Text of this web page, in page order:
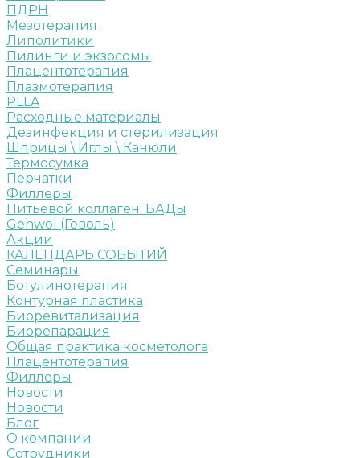
ПДРН
Мезотерапия
Липолитики
Пилинги и экзосомы
Плацентотерапия
Плазмотерапия
PLLA
Расходные материалы
Дезинфекция и стерилизация
Шприцы \ Иглы \ Канюли
Термосумка
Перчатки
Филлеры
Питьевой коллаген. БАДы
Gehwol (Геволь)
Акции
КАЛЕНДАРЬ СОБЫТИЙ
Семинары
Ботулинотерапия
Контурная пластика
Биоревитализация
Биорепарация
Общая практика косметолога
Плацентотерапия
Филлеры
Новости
Новости
Блог
О компании
Сотрудники